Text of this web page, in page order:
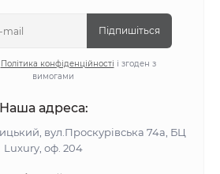
Підпишіться
Політика конфіденційності і згоден з
вимогами
Наша адреса:
вул.Проскурівська 74а, БЦ
Luxury, оф. 204